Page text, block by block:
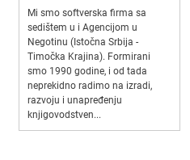
Mi smo softverska firma sa
sedištem u i Agencijom u
Negotinu (Istočna Srbija -
Timočka Krajina). Formirani
smo 1990 godine, i od tada
neprekidno radimo na izradi,
razvoju i unapređenju
knjigovodstven...